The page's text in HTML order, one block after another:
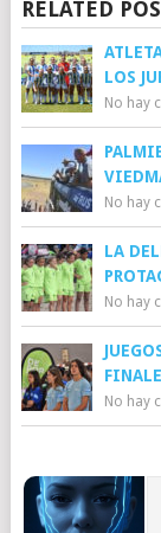
RELATED
LOS
No hay
No hay
LA
No hay
No hay